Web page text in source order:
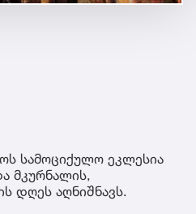
სამოციქულო ეკლესია
მკურნალის,
დღეს აღნიშნავს.